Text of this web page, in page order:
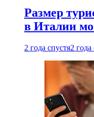
Размер
в Италии
2 года спустя2 года